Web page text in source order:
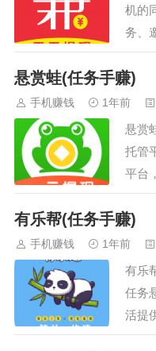
机的
务、
要分
巨额
提现
悬赏蛙(任务手赚)
手机赚钱 1年前
悬赏
托管
平台
据采
用自
时随
户也
完成
作。
有乐帮(任务手赚)
手机赚钱 1年前
有乐
任务
活提
点零